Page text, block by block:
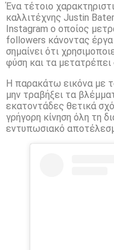
Ένα τέτοιο
καλλιτέχνης Justin
Instagram ο οποίος
followers κάνοντας
σημαίνει ότι
φύση και τα μετατρέπει
Η παρακάτω εικόνα με
μην τραβήξει τα
εκατοντάδες θετικά
γρήγορη κίνηση όλη τη
εντυπωσιακό